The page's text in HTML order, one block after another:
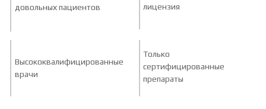
Только
сертифицированные
препараты
Высококвалифицированные
врачи
лицензия
довольных пациентов